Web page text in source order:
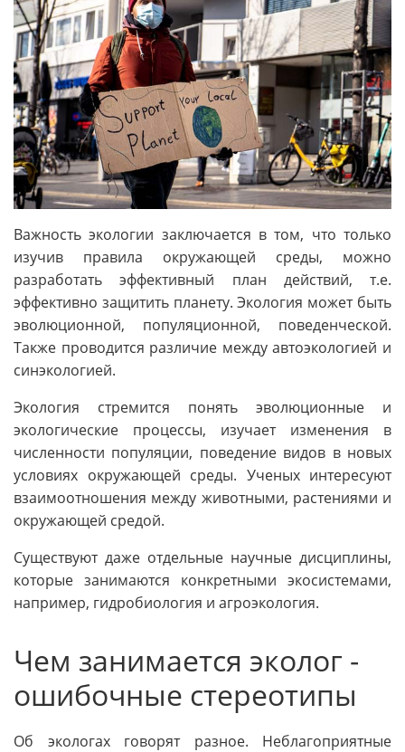
Важность экологии заключается в том, что только
изучив правила окружающей среды, можно
разработать эффективный план действий, т.е.
эффективно защитить планету. Экология может быть
эволюционной, популяционной, поведенческой.
Также проводится различие между автоэкологией и
синэкологией.
Экология стремится понять эволюционные и
экологические процессы, изучает изменения в
численности популяции, поведение видов в новых
условиях окружающей среды. Ученых интересуют
взаимоотношения между животными, растениями и
окружающей средой.
Существуют даже отдельные научные дисциплины,
которые занимаются конкретными экосистемами,
например, гидробиология и агроэкология.
Чем занимается эколог -
ошибочные стереотипы
Об экологах говорят разное. Неблагоприятные